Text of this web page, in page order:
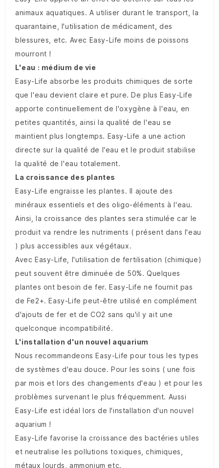
animaux aquatiques. A utiliser durant le transport, la
quarantaine, l'utilisation de médicament, des
blessures, etc. Avec Easy-Life moins de poissons
mourront !
L'eau : médium de vie
Easy-Life absorbe les produits chimiques de sorte
que l'eau devient claire et pure. De plus Easy-Life
apporte continuellement de l'oxygène à l'eau, en
petites quantités, ainsi la qualité de l'eau se
maintient plus longtemps. Easy-Life a une action
directe sur la qualité de l'eau et le produit stabilise
la qualité de l'eau totalement.
La croissance des plantes
Easy-Life engraisse les plantes. Il ajoute des
minéraux essentiels et des oligo-éléments à l'eau.
Ainsi, la croissance des plantes sera stimulée car le
produit va rendre les nutriments ( présent dans l'eau
) plus accessibles aux végétaux.
Avec Easy-Life, l'utilisation de fertilisation (chimique)
peut souvent être diminuée de 50%. Quelques
plantes ont besoin de fer. Easy-Life ne fournit pas
de Fe2+. Easy-Life peut-être utilisé en complément
d'ajouts de fer et de CO2 sans qu'il y ait une
quelconque incompatibilité.
L'installation d'un nouvel aquarium
Nous recommandeons Easy-Life pour tous les types
de systèmes d'eau douce. Pour les soins ( une fois
par mois et lors des changements d'eau ) et pour les
problèmes survenant le plus fréquemment. Aussi
Easy-Life est idéal lors de l'installation d'un nouvel
aquarium !
Easy-Life favorise la croissance des bactéries utiles
et neutralise les pollutions toxiques, chimiques,
métaux lourds, ammonium etc.